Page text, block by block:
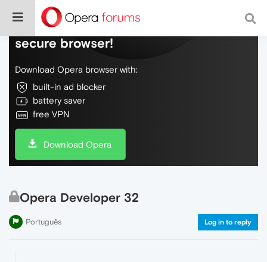
Do more on the web, with a fast and
secure browser!
Download Opera browser with:
built-in ad blocker
battery saver
free VPN
Download Opera
Opera Developer 32
Português Log in to reply